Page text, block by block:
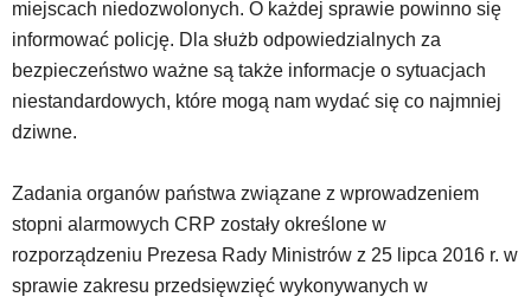
miejscach niedozwolonych. O każdej sprawie powinno się
informować policję. Dla służb odpowiedzialnych za
bezpieczeństwo ważne są także informacje o sytuacjach
niestandardowych, które mogą nam wydać się co najmniej
dziwne.
Zadania organów państwa związane z wprowadzeniem
stopni alarmowych CRP zostały określone w
rozporządzeniu Prezesa Rady Ministrów z 25 lipca 2016 r. w
sprawie zakresu przedsięwzięć wykonywanych w